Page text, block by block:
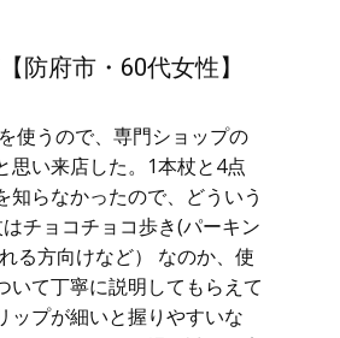
防府市・60代女性】
使うので、専門ショップの
思い来店した。1本杖と4点
知らなかったので、どういう
チョコチョコ歩き(パーキン
る方向けなど） なのか、使
いて丁寧に説明してもらえて
ップが細いと握りやすいな